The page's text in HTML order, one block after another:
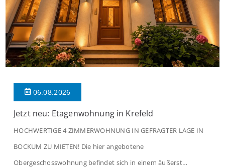
06.08.2026
Jetzt neu: Etagenwohnung in Krefeld
HOCHWERTIGE 4 ZIMMERWOHNUNG IN GEFRAGTER LAGE IN
BOCKUM ZU MIETEN! Die hier angebotene
Obergeschosswohnung befindet sich in einem äußerst